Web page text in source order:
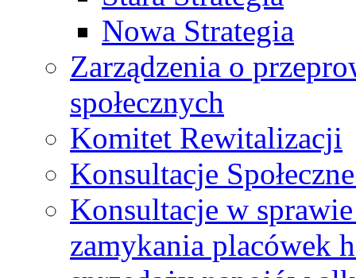
Nowa Strategia
Zarządzenia o
społecznych
Komitet Rewitalizacji
Konsultacje
Konsultacje w
zamykania placówek